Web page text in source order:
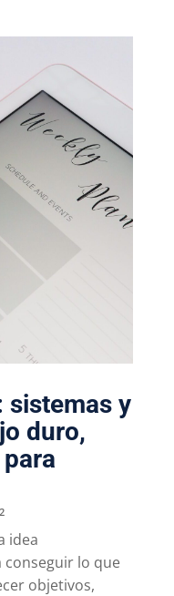
sistemas y
duro,
idea
lo que
objetivos,